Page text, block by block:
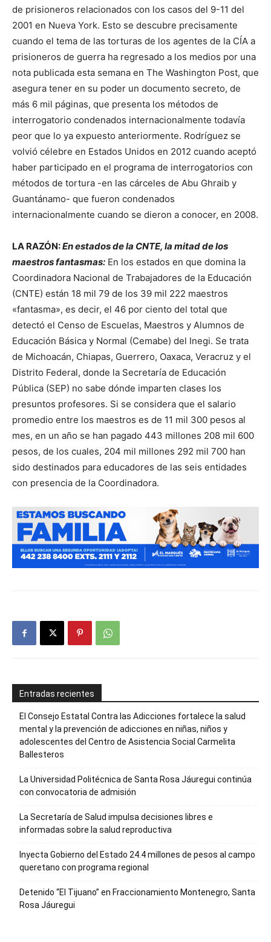
de prisioneros relacionados con los casos del 9-11 del
2001 en Nueva York. Esto se descubre precisamente
cuando el tema de las torturas de los agentes de la CÍA a
prisioneros de guerra ha regresado a los medios por una
nota publicada esta semana en The Washington Post, que
asegura tener en su poder un documento secreto, de
más 6 mil páginas, que presenta los métodos de
interrogatorio condenados internacionalmente todavía
peor que lo ya expuesto anteriormente. Rodríguez se
volvió célebre en Estados Unidos en 2012 cuando aceptó
haber participado en el programa de interrogatorios con
métodos de tortura -en las cárceles de Abu Ghraib y
Guantánamo- que fueron condenados
internacionalmente cuando se dieron a conocer, en 2008.
LA RAZÓN:En estados de la CNTE, la mitad de los
maestros fantasmas: En los estados en que domina la
Coordinadora Nacional de Trabajadores de la Educación
(CNTE) están 18 mil 79 de los 39 mil 222 maestros
«fantasma», es decir, el 46 por ciento del total que
detectó el Censo de Escuelas, Maestros y Alumnos de
Educación Básica y Normal (Cemabe) del Inegi. Se trata
de Michoacán, Chiapas, Guerrero, Oaxaca, Veracruz y el
Distrito Federal, donde la Secretaría de Educación
Pública (SEP) no sabe dónde imparten clases los
presuntos profesores. Si se considera que el salario
promedio entre los maestros es de 11 mil 300 pesos al
mes, en un año se han pagado 443 millones 208 mil 600
pesos, de los cuales, 204 mil millones 292 mil 700 han
sido destinados para educadores de las seis entidades
con presencia de la Coordinadora.
Entradas recientes
El Consejo Estatal Contra las Adicciones fortalece la salud
mental y la prevención de adicciones en niñas, niños y
adolescentes del Centro de Asistencia Social Carmelita
Ballesteros
La Universidad Politécnica de Santa Rosa Jáuregui continúa
con convocatoria de admisión
La Secretaría de Salud impulsa decisiones libres e
informadas sobre la salud reproductiva
Inyecta Gobierno del Estado 24.4 millones de pesos al campo
queretano con programa regional
Detenido “El Tijuano” en Fraccionamiento Montenegro, Santa
Rosa Jáuregui